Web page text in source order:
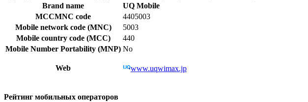
Brand name
UQ Mobile
MCCMNC code
4405003
Mobile network code (MNC)
5003
Mobile country code (MCC)
440
Mobile Number Portability (MNP) No
Web www.uqwimax.jp
Рейтинг мобильных операторов